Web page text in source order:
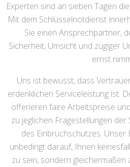
Experten sind an sieben Tagen
Mit dem Schlüsselnotdienst
Sie einen Ansprechpartner,
Sicherheit, Umsicht und zügiger
ernst
Uns ist bewusst, dass
erdenklichen Serviceleistung ist.
offerieren faire Arbeitspreise
zu jeglichen Fragestellungen
des Einbruchschutzes. Unser
unbedingt darauf, Ihnen
zu sein, sondern